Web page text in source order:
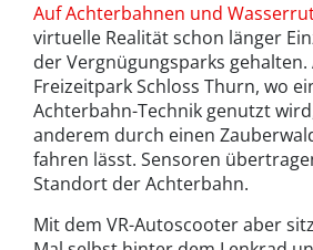
Auf Achterbahnen und
virtuelle Realität schon länger
der Vergnügungsparks gehalten.
Freizeitpark Schloss Thurn, wo
Achterbahn-Technik genutzt
anderem durch einen
fahren lässt. Sensoren
Standort der Achterbahn.
Mit dem VR-Autoscooter aber